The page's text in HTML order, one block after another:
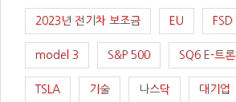
2023년 전기차 보조금 EU FSD
model 3 S&P 500 SQ6 E-트론
TSLA 기술 나스닥 대기업